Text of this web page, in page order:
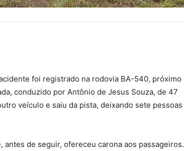
foi registrado na rodovia BA-540, próximo
conduzido por Antônio de Jesus Souza, de 47
veículo e saiu da pista, deixando sete pessoas
antes de seguir, ofereceu carona aos passageiros.